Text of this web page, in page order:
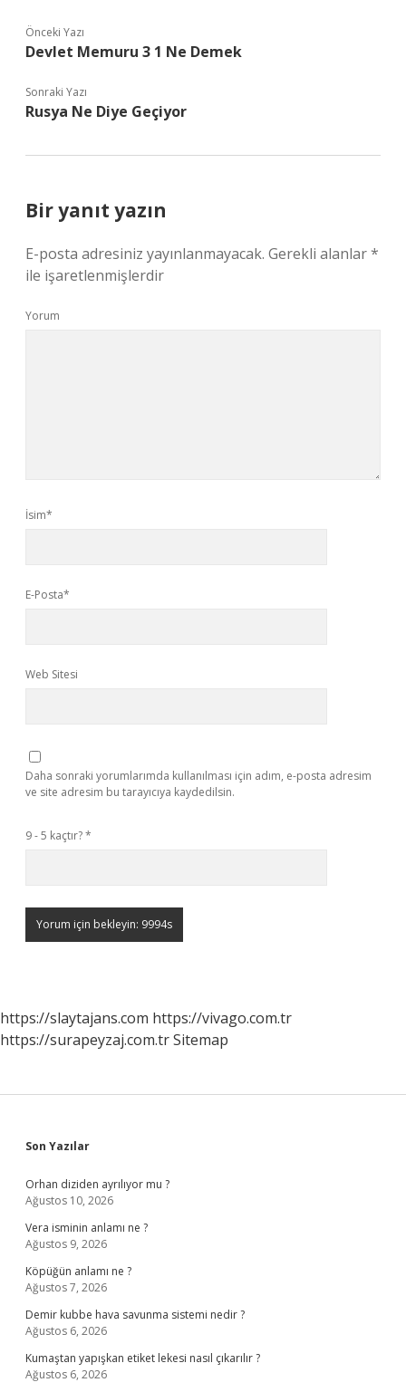
Önceki Yazı
Devlet Memuru 3 1 Ne Demek
Sonraki Yazı
Rusya Ne Diye Geçiyor
Bir yanıt yazın
E-posta adresiniz yayınlanmayacak. Gerekli alanlar*
ile işaretlenmişlerdir
Yorum
İsim*
E-Posta*
Web Sitesi
Daha sonraki yorumlarımda kullanılması için adım, e-posta adresim
ve site adresim bu tarayıcıya kaydedilsin.
9 - 5 kaçtır?*
https://slaytajans.com https://vivago.com.tr
https://surapeyzaj.com.trSitemap
Sidebar
Son Yazılar
Orhan diziden ayrılıyor mu ?
Ağustos 10, 2026
Vera isminin anlamı ne ?
Ağustos 9, 2026
Köpüğün anlamı ne ?
Ağustos 7, 2026
Demir kubbe hava savunma sistemi nedir ?
Ağustos 6, 2026
Kumaştan yapışkan etiket lekesi nasıl çıkarılır ?
Ağustos 6, 2026